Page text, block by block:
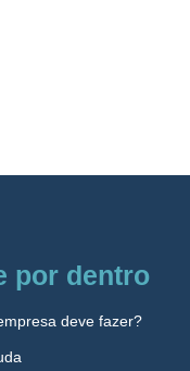
por dentro
deve fazer?